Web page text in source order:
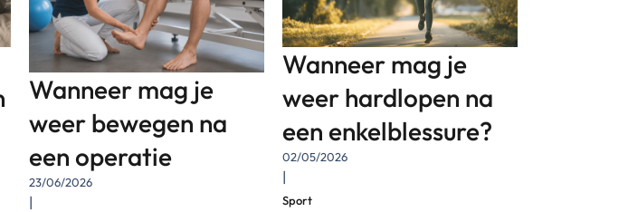
Wanneer mag je
weer bewegen na
een operatie
23/06/2026
|
Wanneer mag je
weer hardlopen na
een enkelblessure?
02/05/2026
|
Sport